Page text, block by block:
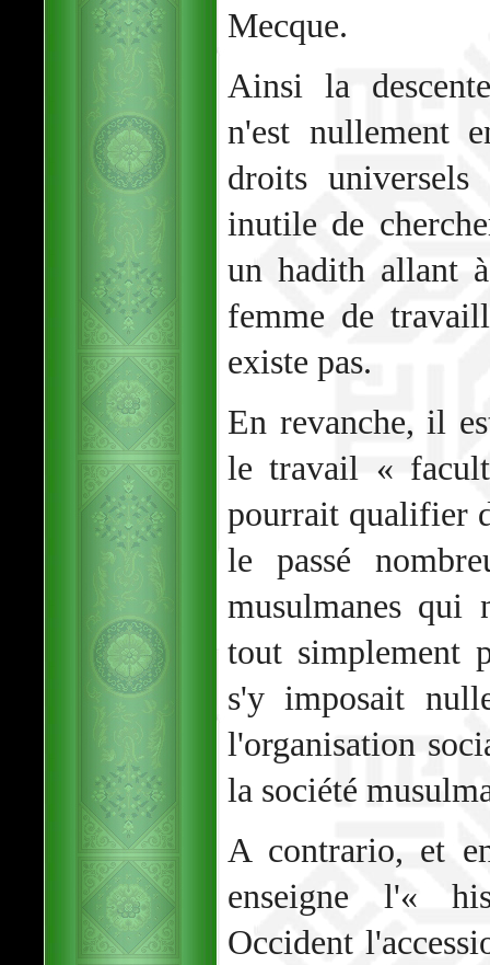
Mecque.
Ainsi la
n'est nullement
droits
inutile de
un hadith allant
femme de
existe pas.
En revanche, il
le travail «
pourrait qualifier
le passé
musulmanes qui
tout simplement
s'y imposait
l'organisation
la société
A contrario, et
enseigne l'«
Occident